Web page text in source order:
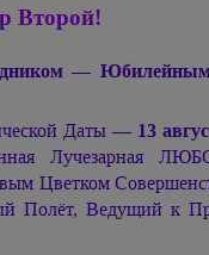
Второй!
—
Даты — 13
Лучезарная
Цветком
Полёт, Ведущий к